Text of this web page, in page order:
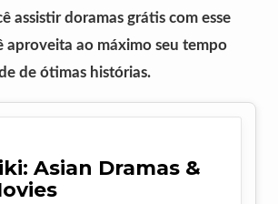
assistirdoramas grátis com esse
aproveita ao máximo seu tempo
de ótimas histórias.
Asian Dramas &